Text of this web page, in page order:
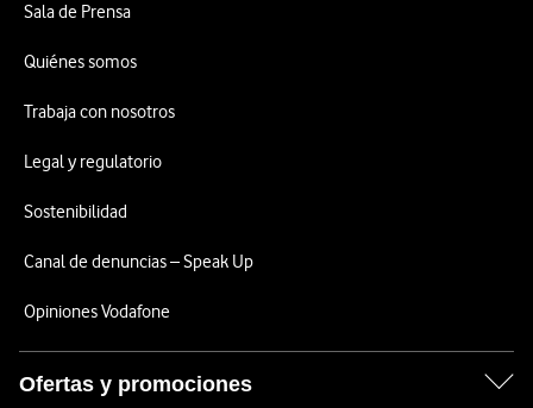
Sala de Prensa
Quiénes somos
Trabaja con nosotros
Legal y regulatorio
Sostenibilidad
Canal de denuncias – Speak Up
Opiniones Vodafone
Ofertas y promociones